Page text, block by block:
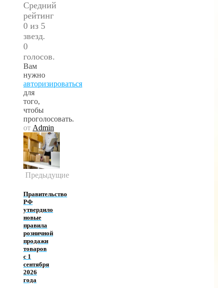
Средний
рейтинг
0 из 5
звезд.
0
голосов.
Вам
нужно
авторизироваться
для
того,
чтобы
проголосовать.
от Admin
Предыдущие
Правительство
РФ
утвердило
новые
правила
розничной
продажи
товаров
с 1
сентября
2026
года